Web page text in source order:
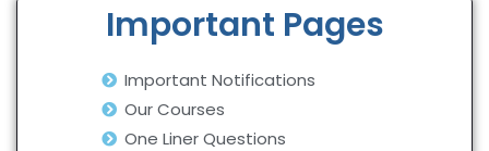
Important Pages
Important Notifications
Our Courses
One Liner Questions